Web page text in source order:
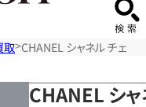
取 CHANEL シャネル チェー
CHANEL シ